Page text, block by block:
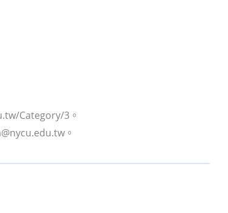
Category/3。
。